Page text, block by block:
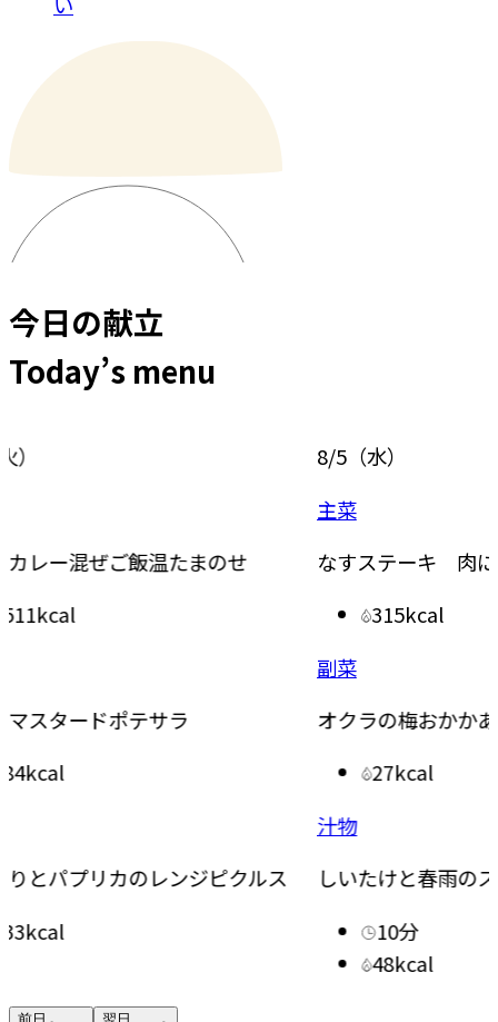
今日の献立
Today’s menu
ス
なすステーキ 肉にらソース
オクラの梅おかかあえ
しいたけと春雨のスープ
台湾
トマ